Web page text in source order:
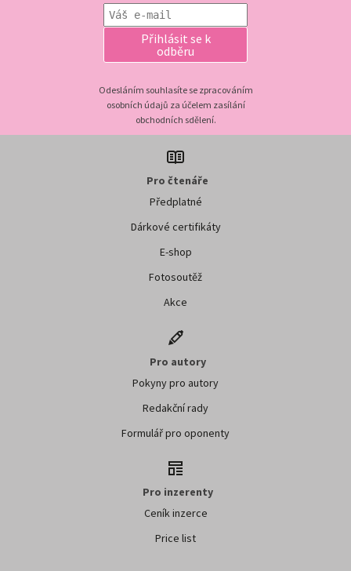
Přihlásit se k
odběru
Odesláním souhlasíte se zpracováním
osobních údajů za účelem zasílání
obchodních sdělení.
Pro čtenáře
Předplatné
Dárkové certifikáty
E-shop
Fotosoutěž
Akce
Pro autory
Pokyny pro autory
Redakční rady
Formulář pro oponenty
Pro inzerenty
Ceník inzerce
Price list